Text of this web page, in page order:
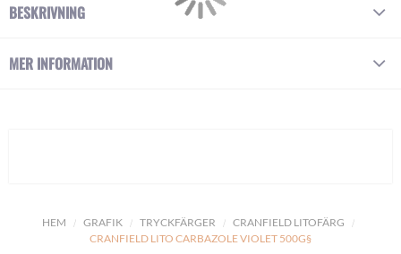
HEM GRAFIK TRYCKFÄRGER
CRANFIELD LITOFÄRG
CRANFIELD LITO CARBAZOLE VIOLET 500G§
BESKRIVNING
MER INFORMATION